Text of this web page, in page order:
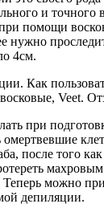
и
помощи
нужно
4см.
при
после того
Теперь можно
депиляции.